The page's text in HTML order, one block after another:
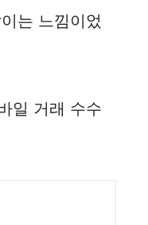
는 느낌이었
일 거래 수수